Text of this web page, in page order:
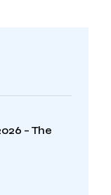
– The